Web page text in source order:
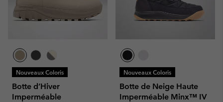
Nouveaux Coloris
Botte d’Hiver
Imperméable
Nouveaux Coloris
Botte de Neige Haute
Imperméable Minx™ IV